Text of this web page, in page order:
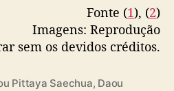
Fonte (1), (2)
Imagens: Reprodução
sem os devidos créditos.
Pittaya Saechua, Daou